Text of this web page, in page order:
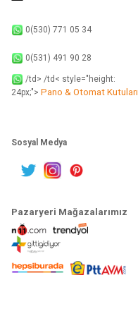
0(530) 771 05 34
0(531) 491 90 28
/td> /td< style="height:
24px;"> Pano & Otomat Kutuları
Sosyal Medya
Pazaryeri Mağazalarımız